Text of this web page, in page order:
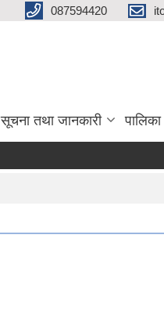
087594420
सूचना तथा जानकारी